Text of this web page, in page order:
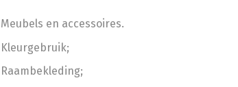
Meubels en accessoires.
Kleurgebruik;
Raambekleding;